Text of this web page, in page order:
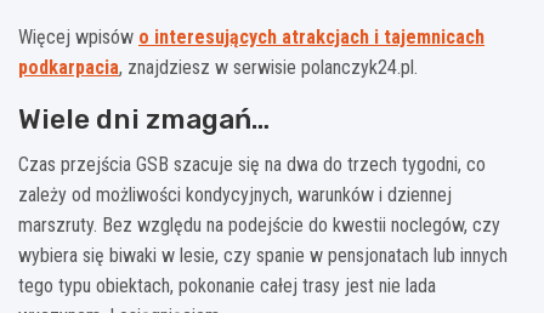
Więcej wpisów o interesujących atrakcjach i tajemnicach
podkarpacia, znajdziesz w serwisie polanczyk24.pl.
Wiele dni zmagań…
Czas przejścia GSB szacuje się na dwa do trzech tygodni, co
zależy od możliwości kondycyjnych, warunków i dziennej
marszruty. Bez względu na podejście do kwestii noclegów, czy
wybiera się biwaki w lesie, czy spanie w pensjonatach lub innych
tego typu obiektach, pokonanie całej trasy jest nie lada